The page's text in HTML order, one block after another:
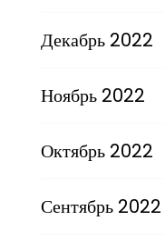
Декабрь 2022
Ноябрь 2022
Октябрь 2022
Сентябрь 2022